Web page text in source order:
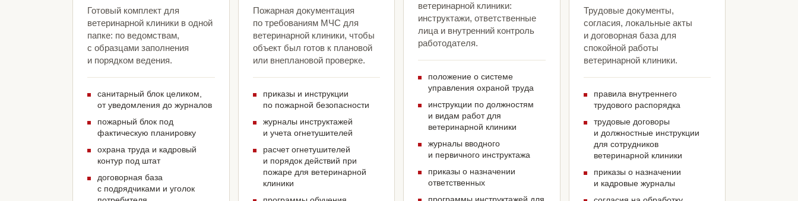
Готовый комплект для
ветеринарной клиники в одной
папке: по ведомствам,
с образцами заполнения
и порядком ведения.
санитарный блок целиком,
от уведомления до журналов
пожарный блок под
фактическую планировку
охрана труда и кадровый
контур под штат
договорная база
с подрядчиками и уголок
Пожарная документация
по требованиям МЧС для
ветеринарной клиники, чтобы
объект был готов к плановой
или внеплановой проверке.
приказы и инструкции
по пожарной безопасности
журналы инструктажей
и учета огнетушителей
расчет огнетушителей
и порядок действий при
пожаре для ветеринарной
клиники
ветеринарной клиники:
инструктажи, ответственные
лица и внутренний контроль
работодателя.
положение о системе
управления охраной труда
инструкции по должностям
и видам работ для
ветеринарной клиники
журналы вводного
и первичного инструктажа
приказы о назначении
ответственных
Трудовые документы,
согласия, локальные акты
и договорная база для
спокойной работы
ветеринарной клиники.
правила внутреннего
трудового распорядка
трудовые договоры
и должностные инструкции
для сотрудников
ветеринарной клиники
приказы о назначении
и кадровые журналы